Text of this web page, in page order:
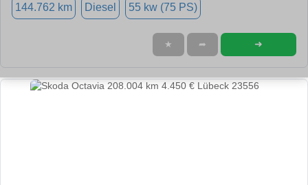
144.762 km Diesel 55 kw (75 PS)
★ ➦ ➜